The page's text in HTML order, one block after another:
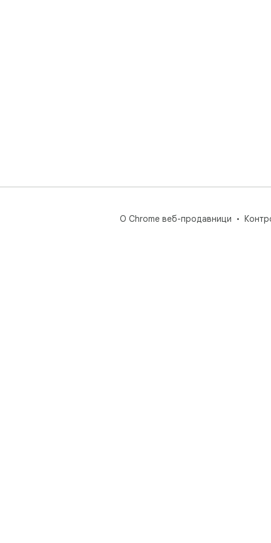
О Chrome веб-продавници